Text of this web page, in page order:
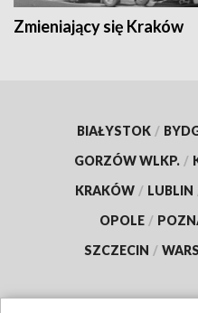
Zmieniający się Kraków
BIAŁYSTOK /
GORZÓW WLKP. /
KRAKÓW / LUBLIN
OPOLE /
SZCZECIN /